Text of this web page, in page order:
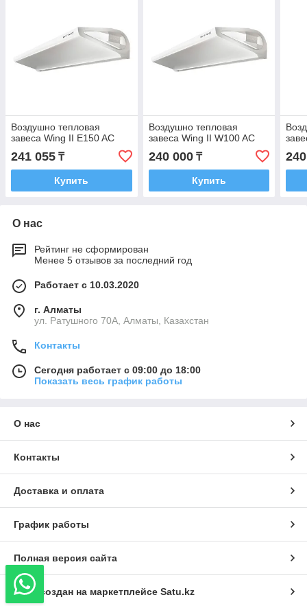
Воздушно тепловая
завеса Wing II E150 AC
241 055 ₸
Купить
Воздушно тепловая
завеса Wing II W100 AC
240 000₸
Купить
О нас
Рейтинг не сформирован
Менее 5 отзывов за последний год
Работает с 10.03.2020
г. Алматы
ул. Ратушного 70А, Алматы, Казахстан
Контакты
Сегодня работает с 09:00 до 18:00
Показать весь график работы
О нас
Контакты
Доставка и оплата
График работы
Полная версия сайта
Сайт создан на маркетплейсе Satu.kz